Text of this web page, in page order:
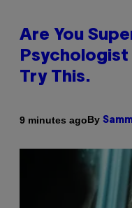
Are You
Psychologist
Try This.
9 minutes agoBy